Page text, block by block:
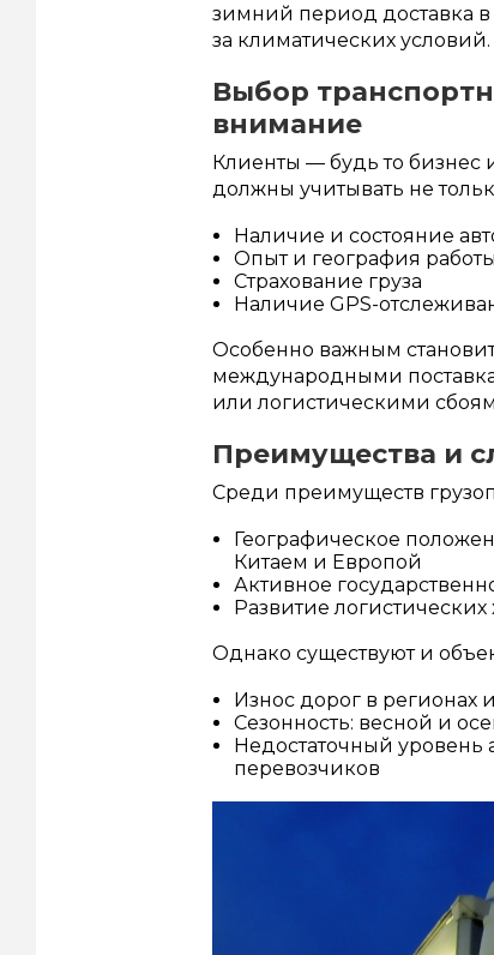
зимний период доставка
за климатических условий.
Выбор
внимание
Клиенты — будь то
должны учитывать не
Наличие и состояние
Опыт и география
Страхование груза
Наличие GPS-
Особенно важным
международными
или логистическими
Преимущества и
Среди преимуществ
Географическое
Китаем и Европой
Активное
Развитие
Однако существуют и
Износ дорог в регионах
Сезонность: весной и
Недостаточный
перевозчиков